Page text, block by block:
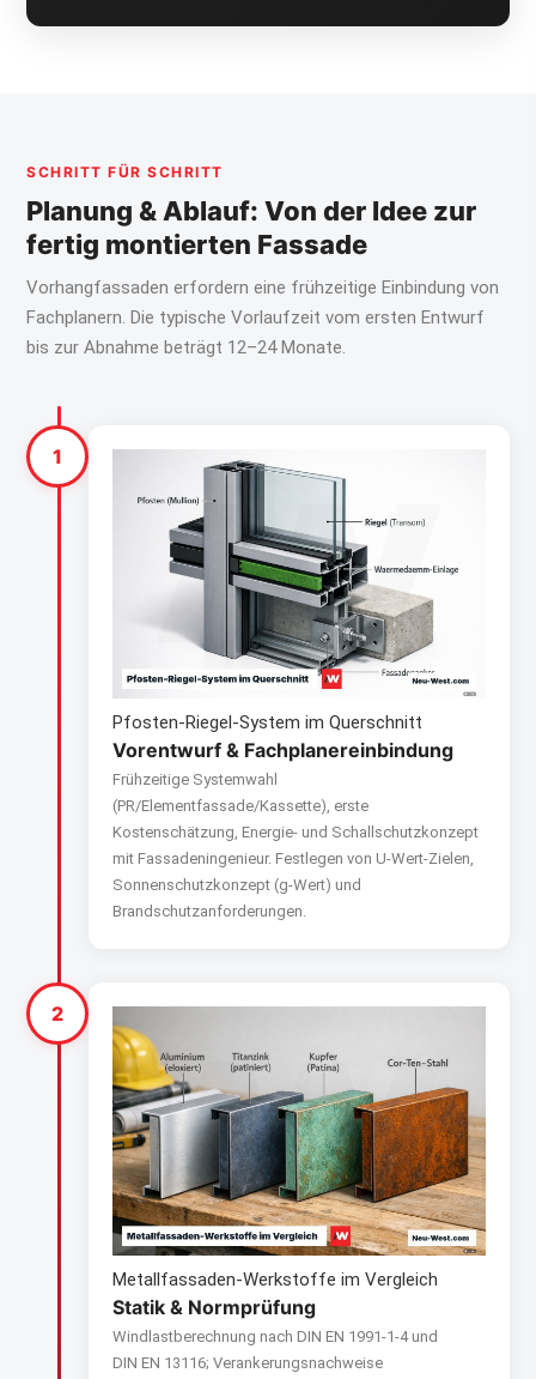
SCHRITT FÜR SCHRITT
Planung & Ablauf: Von der Idee zur
fertig montierten Fassade
Vorhangfassaden erfordern eine frühzeitige Einbindung von
Fachplanern. Die typische Vorlaufzeit vom ersten Entwurf
bis zur Abnahme beträgt 12–24 Monate.
1
Pfosten-Riegel-System im Querschnitt
Vorentwurf & Fachplanereinbindung
Frühzeitige Systemwahl
(PR/Elementfassade/Kassette), erste
Kostenschätzung, Energie- und Schallschutzkonzept
mit Fassadeningenieur. Festlegen von U-Wert-Zielen,
Sonnenschutzkonzept (g-Wert) und
Brandschutzanforderungen.
2
Metallfassaden-Werkstoffe im Vergleich
Statik & Normprüfung
Windlastberechnung nach DIN EN 1991‑1‑4 und
DIN EN 13116; Verankerungsnachweise